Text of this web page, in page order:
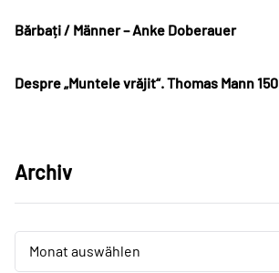
Bărbați / Männer – Anke Doberauer
Despre „Muntele vrăjit“. Thomas Mann 150
Archiv
Archiv
Monat auswählen
Archiv